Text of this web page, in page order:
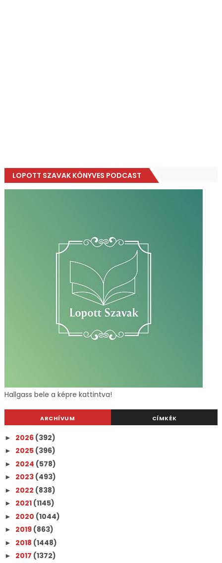
LOPOTT SZAVAK KÖNYVES PODCAST
Hallgass bele a képre kattintva!
ARCHÍVUM CÍMKÉK
► 2026 (392)
► 2025 (396)
► 2024 (578)
► 2023 (493)
► 2022 (838)
► 2021 (1145)
► 2020 (1044)
► 2019 (863)
► 2018 (1448)
► 2017 (1372)